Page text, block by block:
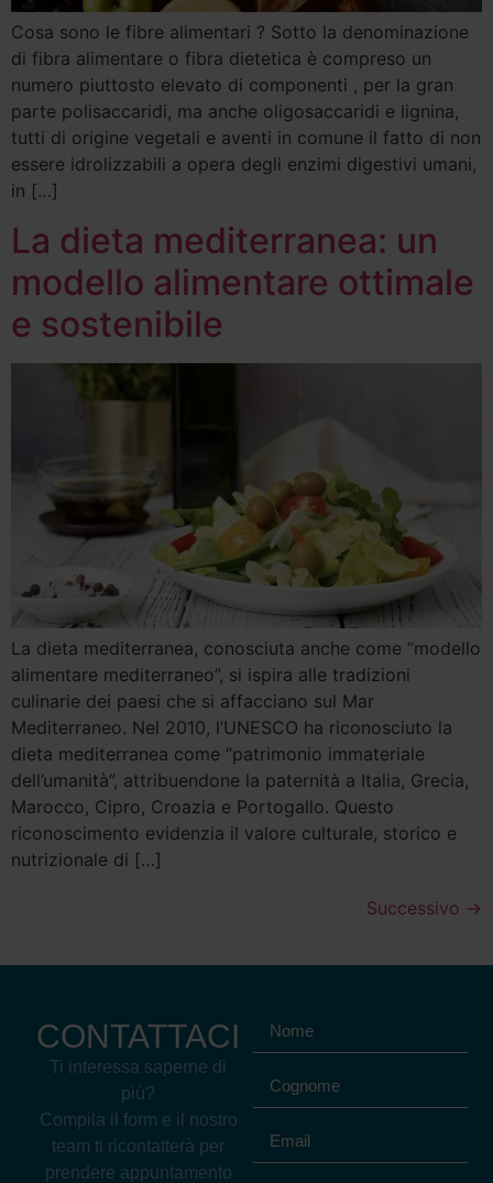
Cosa sono le fibre alimentari ? Sotto la denominazione
di fibra alimentare o fibra dietetica è compreso un
numero piuttosto elevato di componenti , per la gran
parte polisaccaridi, ma anche oligosaccaridi e lignina,
tutti di origine vegetali e aventi in comune il fatto di non
essere idrolizzabili a opera degli enzimi digestivi umani,
in […]
La dieta mediterranea: un
modello alimentare ottimale
e sostenibile
La dieta mediterranea, conosciuta anche come “modello
alimentare mediterraneo”, si ispira alle tradizioni
culinarie dei paesi che si affacciano sul Mar
Mediterraneo. Nel 2010, l’UNESCO ha riconosciuto la
dieta mediterranea come “patrimonio immateriale
dell’umanità”, attribuendone la paternità a Italia, Grecia,
Marocco, Cipro, Croazia e Portogallo. Questo
riconoscimento evidenzia il valore culturale, storico e
nutrizionale di […]
Successivo →
CONTATTACI
Ti interessa saperne di
più?
Compila il form e il nostro
team ti ricontatterà per
prendere appuntamento